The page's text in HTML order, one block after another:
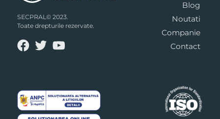
SECPRAL© 2023.
Toate drepturile rezervate.
Blog
Noutati
Companie
Contact